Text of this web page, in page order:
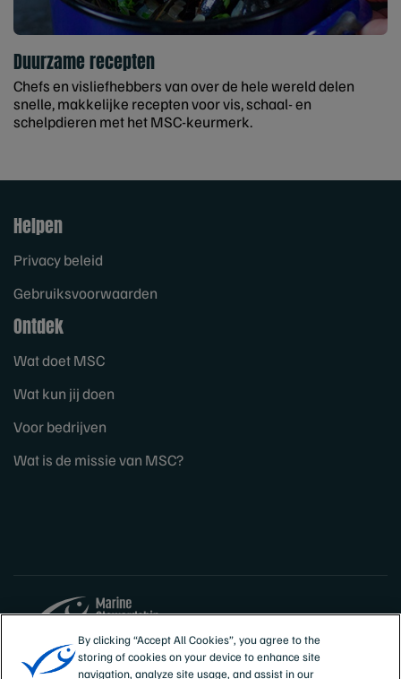
Duurzame recepten
Chefs en visliefhebbers van over de hele wereld delen
snelle, makkelijke recepten voor vis, schaal- en
schelpdieren met het MSC-keurmerk.
Helpen
Privacy beleid
Gebruiksvoorwaarden
Ontdek
Wat doet MSC
Wat kun jij doen
Voor bedrijven
Wat is de missie van MSC?
Sites
Nederland
By clicking “Accept All Cookies”, you agree to the
storing of cookies on your device to enhance site
navigation, analyze site usage, and assist in our